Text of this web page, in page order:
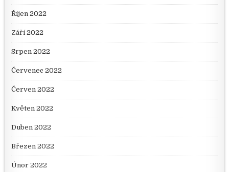
Říjen 2022
Září 2022
Srpen 2022
Červenec 2022
Červen 2022
Květen 2022
Duben 2022
Březen 2022
Únor 2022